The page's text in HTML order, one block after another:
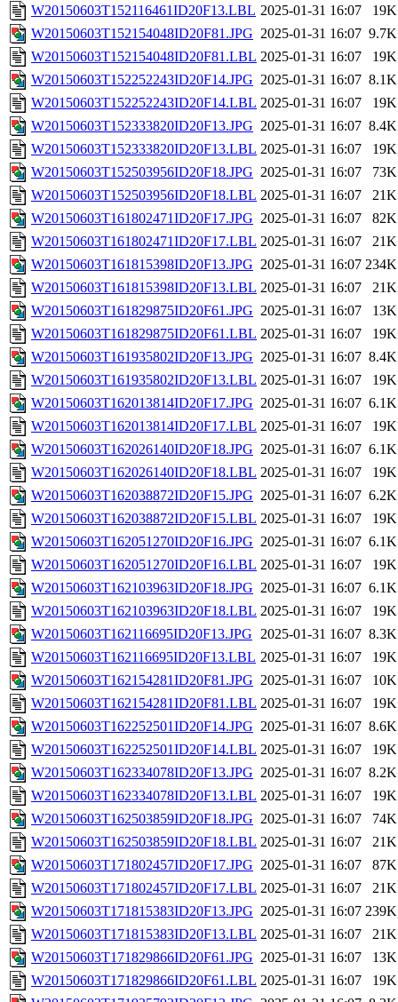
W20150603T152116461ID20F13.LBL 2025-01-31 16:07
19K
W20150603T152154048ID20F81.JPG 2025-01-31 16:07 9.7K
W20150603T152154048ID20F81.LBL 2025-01-31 16:07
19K
W20150603T152252243ID20F14.JPG 2025-01-31 16:07 8.1K
W20150603T152252243ID20F14.LBL 2025-01-31 16:07
19K
W20150603T152333820ID20F13.JPG 2025-01-31 16:07 8.4K
W20150603T152333820ID20F13.LBL 2025-01-31 16:07
19K
W20150603T152503956ID20F18.JPG 2025-01-31 16:07
73K
W20150603T152503956ID20F18.LBL 2025-01-31 16:07
21K
W20150603T161802471ID20F17.JPG 2025-01-31 16:07
82K
W20150603T161802471ID20F17.LBL 2025-01-31 16:07
21K
W20150603T161815398ID20F13.JPG 2025-01-31 16:07 234K
W20150603T161815398ID20F13.LBL 2025-01-31 16:07
21K
W20150603T161829875ID20F61.JPG 2025-01-31 16:07
13K
W20150603T161829875ID20F61.LBL 2025-01-31 16:07
19K
W20150603T161935802ID20F13.JPG 2025-01-31 16:07 8.4K
W20150603T161935802ID20F13.LBL 2025-01-31 16:07
19K
W20150603T162013814ID20F17.JPG 2025-01-31 16:07 6.1K
W20150603T162013814ID20F17.LBL 2025-01-31 16:07
19K
W20150603T162026140ID20F18.JPG 2025-01-31 16:07 6.1K
W20150603T162026140ID20F18.LBL 2025-01-31 16:07
19K
W20150603T162038872ID20F15.JPG 2025-01-31 16:07 6.2K
W20150603T162038872ID20F15.LBL 2025-01-31 16:07
19K
W20150603T162051270ID20F16.JPG 2025-01-31 16:07 6.1K
W20150603T162051270ID20F16.LBL 2025-01-31 16:07
19K
W20150603T162103963ID20F18.JPG 2025-01-31 16:07 6.1K
W20150603T162103963ID20F18.LBL 2025-01-31 16:07
19K
W20150603T162116695ID20F13.JPG 2025-01-31 16:07 8.3K
W20150603T162116695ID20F13.LBL 2025-01-31 16:07
19K
W20150603T162154281ID20F81.JPG 2025-01-31 16:07
10K
W20150603T162154281ID20F81.LBL 2025-01-31 16:07
19K
W20150603T162252501ID20F14.JPG 2025-01-31 16:07 8.6K
W20150603T162252501ID20F14.LBL 2025-01-31 16:07
19K
W20150603T162334078ID20F13.JPG 2025-01-31 16:07 8.2K
W20150603T162334078ID20F13.LBL 2025-01-31 16:07
19K
W20150603T162503859ID20F18.JPG 2025-01-31 16:07
74K
W20150603T162503859ID20F18.LBL 2025-01-31 16:07
21K
W20150603T171802457ID20F17.JPG 2025-01-31 16:07
87K
W20150603T171802457ID20F17.LBL 2025-01-31 16:07
21K
W20150603T171815383ID20F13.JPG 2025-01-31 16:07 239K
W20150603T171815383ID20F13.LBL 2025-01-31 16:07
21K
W20150603T171829866ID20F61.JPG 2025-01-31 16:07
13K
W20150603T171829866ID20F61.LBL 2025-01-31 16:07
19K